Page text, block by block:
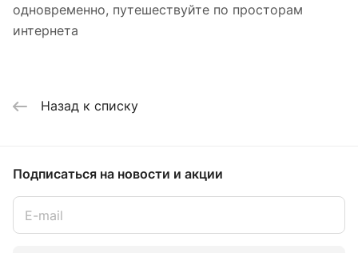
одновременно, путешествуйте по просторам
интернета
Назад к списку
Подписаться на новости и акции